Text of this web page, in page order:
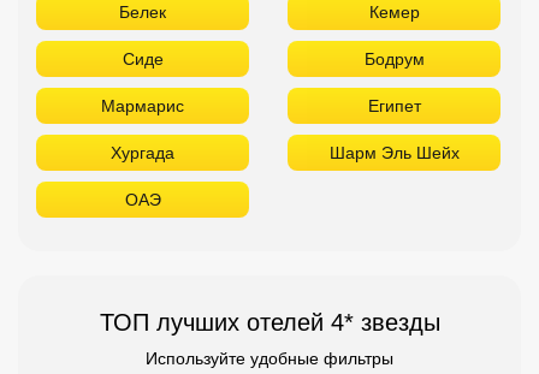
Белек Кемер
Сиде Бодрум
Мармарис Египет
Хургада Шарм Эль Шейх
ОАЭ
ТОП лучших отелей 4* звезды
Используйте удобные фильтры